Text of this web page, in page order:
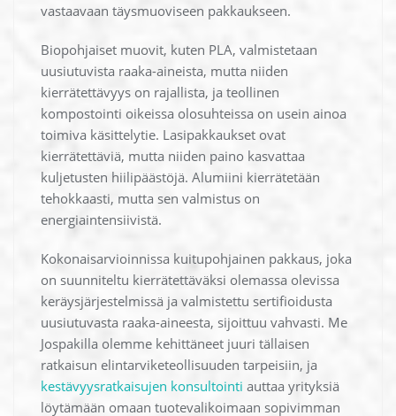
vastaavaan täysmuoviseen pakkaukseen.
Biopohjaiset muovit, kuten PLA, valmistetaan
uusiutuvista raaka-aineista, mutta niiden
kierrätettävyys on rajallista, ja teollinen
kompostointi oikeissa olosuhteissa on usein ainoa
toimiva käsittelytie. Lasipakkaukset ovat
kierrätettäviä, mutta niiden paino kasvattaa
kuljetusten hiilipäästöjä. Alumiini kierrätetään
tehokkaasti, mutta sen valmistus on
energiaintensiivistä.
Kokonaisarvioinnissa kuitupohjainen pakkaus, joka
on suunniteltu kierrätettäväksi olemassa olevissa
keräysjärjestelmissä ja valmistettu sertifioidusta
uusiutuvasta raaka-aineesta, sijoittuu vahvasti. Me
Jospakilla olemme kehittäneet juuri tällaisen
ratkaisun elintarviketeollisuuden tarpeisiin, ja
kestävyysratkaisujen konsultointi auttaa yrityksiä
löytämään omaan tuotevalikoimaan sopivimman